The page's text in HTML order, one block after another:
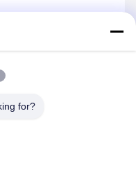
à incendie
for?